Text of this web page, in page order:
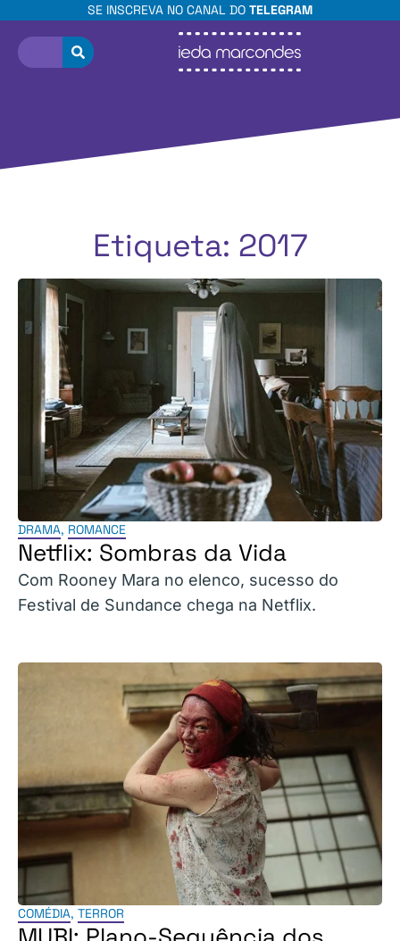
SE INSCREVA NO CANAL DO TELEGRAM
Etiqueta: 2017
DRAMA, ROMANCE
Netflix: Sombras da Vida
Com Rooney Mara no elenco, sucesso do
Festival de Sundance chega na Netflix.
COMÉDIA, TERROR